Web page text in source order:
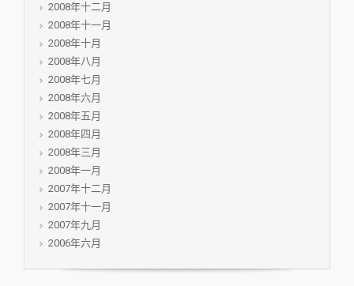
2008年十二月
2008年十一月
2008年十月
2008年八月
2008年七月
2008年六月
2008年五月
2008年四月
2008年三月
2008年一月
2007年十二月
2007年十一月
2007年九月
2006年六月